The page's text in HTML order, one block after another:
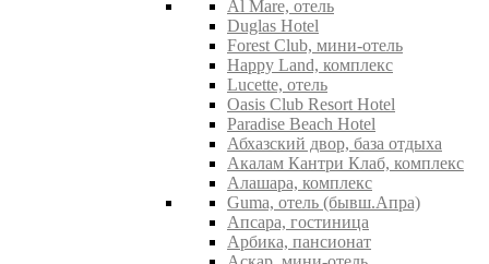
Al Mare, отель
Duglas Hotel
Forest Club, мини-отель
Happy Land, комплекс
Lucette, отель
Oasis Club Resort Hotel
Paradise Beach Hotel
Абхазский двор, база отдыха
Акалам Кантри Клаб, комплекс
Алашара, комплекс
Guma, отель (бывш.Апра)
Апсара, гостиница
Арбика, пансионат